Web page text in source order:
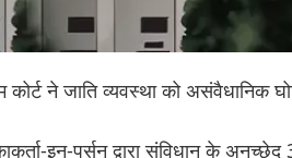
कोर्ट ने जाति व्यवस्था को असंवैधानिक
इन-पर्सन द्वारा संविधान के